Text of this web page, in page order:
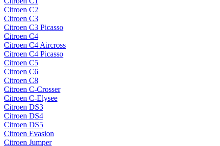
Citroen C2
Citroen C3
Citroen C3 Picasso
Citroen C4
Citroen C4 Aircross
Citroen C4 Picasso
Citroen C5
Citroen C6
Citroen C8
Citroen C-Crosser
Citroen C-Elysee
Citroen DS3
Citroen DS4
Citroen DS5
Citroen Evasion
Citroen Jumper